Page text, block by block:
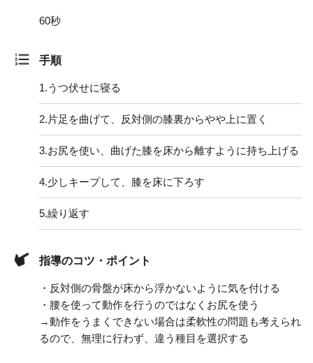
60秒
手順
1.うつ伏せに寝る
2. 片足を曲げて、反対側の膝裏からやや上に置く
3.お尻を使い、曲げた膝を床から離すように持ち上げる
4.少しキープして、膝を床に下ろす
5.繰り返す
指導のコツ・ポイント
・反対側の骨盤が床から浮かないように気を付ける
・腰を使って動作を行うのではなくお尻を使う
→動作をうまくできない場合は柔軟性の問題も考えられ
るので、無理に行わず、違う種目を選択する